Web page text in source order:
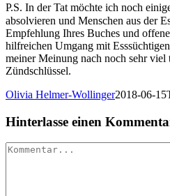
P.S. In der Tat möchte ich noch
absolvieren und Menschen aus der
Empfehlung Ihres Buches und
hilfreichen Umgang mit
meiner Meinung nach noch sehr
Zündschlüssel.
Olivia Helmer-Wollinger2018-06-
Hinterlasse einen
Kommentar